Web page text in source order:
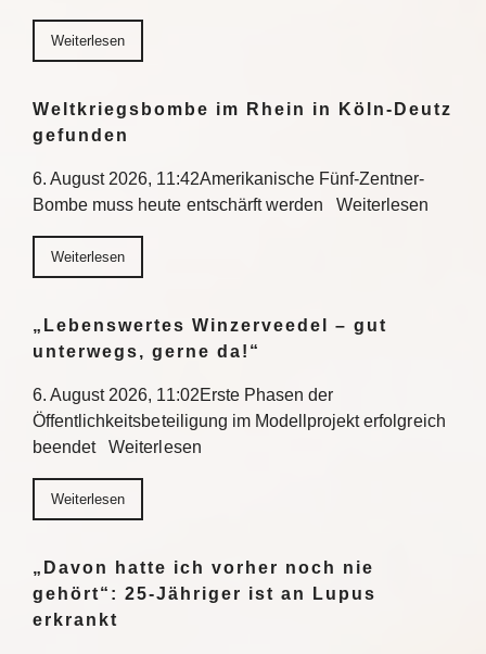
Weiterlesen
Weltkriegsbombe im Rhein in Köln-Deutz
gefunden
6. August 2026, 11:42Amerikanische Fünf-Zentner-
Bombe muss heute entschärft werden Weiterlesen
Weiterlesen
„Lebenswertes Winzerveedel – gut
unterwegs, gerne da!“
6. August 2026, 11:02Erste Phasen der
Öffentlichkeitsbeteiligung im Modellprojekt erfolgreich
beendet Weiterlesen
Weiterlesen
„Davon hatte ich vorher noch nie
gehört“: 25-Jähriger ist an Lupus
erkrankt